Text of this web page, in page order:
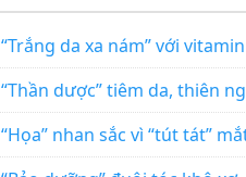
“Trắng da xa nám” với vitamin
“Thần dược” tiêm da, thiên
“Họa” nhan sắc vì “tút tát”